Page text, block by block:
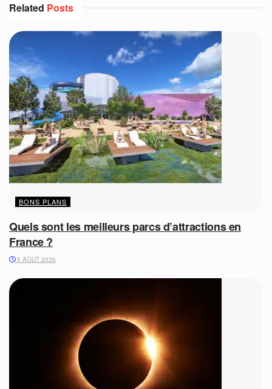
Related Posts
BONS PLANS
Quels sont les meilleurs parcs d’attractions en
France ?
5 AOÛT 2026